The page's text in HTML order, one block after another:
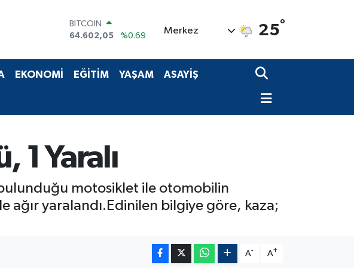
BITCOIN
64.602,05
%0.69
EURO
55,0700
%0.1
GRAM ALTIN
13.703
%0
Merkez 25°
EKONOMİ EĞİTİM YAŞAM ASAYİŞ
1 Yaralı
motosiklet ile otomobilin
ağır yaralandı.Edinilen bilgiye göre, kaza;
A- A+